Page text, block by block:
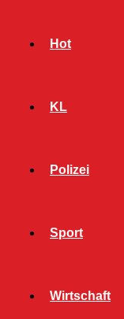
Hot
KL
Polizei
Sport
Wirtschaft